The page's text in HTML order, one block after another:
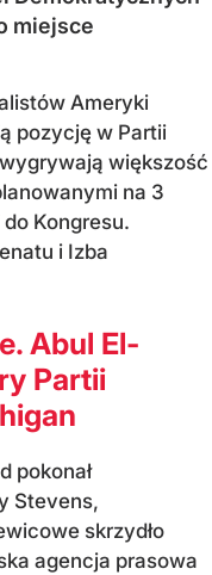
miejsce
Ameryki
pozycję w Partii
większość
na 3
Kongresu.
i Izba
Abul El-
Partii
pokonał
Stevens,
skrzydło
agencja prasowa